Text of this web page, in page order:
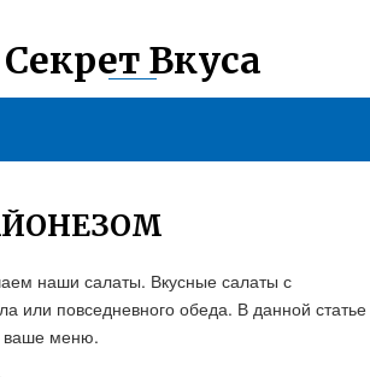
Секрет Вкуса
наши салаты. Вкусные салаты с
или повседневного обеда. В данной статье
ваше меню.